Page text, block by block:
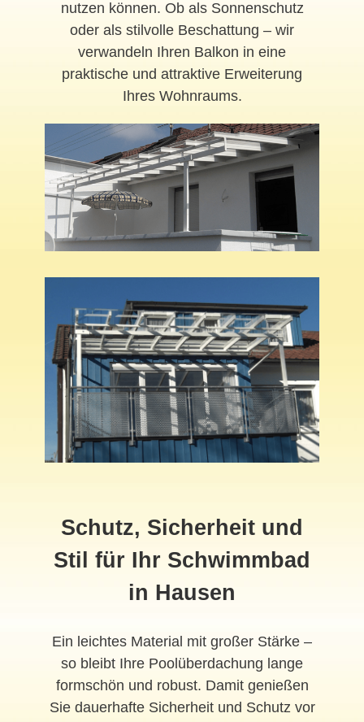
nutzen können. Ob als Sonnenschutz
oder als stilvolle Beschattung – wir
verwandeln Ihren Balkon in eine
praktische und attraktive Erweiterung
Ihres Wohnraums.
Schutz, Sicherheit und
Stil für Ihr Schwimmbad
in Hausen
Ein leichtes Material mit großer Stärke –
so bleibt Ihre Poolüberdachung lange
formschön und robust. Damit genießen
Sie dauerhafte Sicherheit und Schutz vor